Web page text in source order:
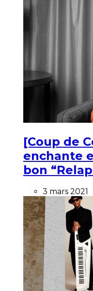
[Coup de
enchante
bon
3 mars 2021